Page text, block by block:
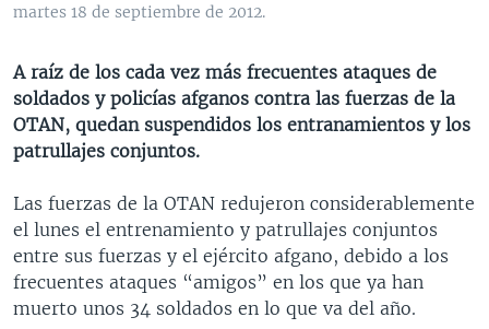
CIENCIA Y SALUD
LAS CLAVES
PANORAMA
AUDIONOTICIAS
BUENOS DÍAS AMÉRICA
ESTADOS UNIDOS AL DÍA
EL MUNDO AL DÍA [RADIO]
DEPORTIVO INTERNACIONAL
NOTA ECONÓMICA
ENTRETENIMIENTO
DOCUMENTALES DE LA VOA
Learning English
SÍGANOS
martes 18 de septiembre de 2012.
A raíz de los cada vez más frecuentes ataques de
soldados y policías afganos contra las fuerzas de la
OTAN, quedan suspendidos los entranamientos y los
patrullajes conjuntos.
Las fuerzas de la OTAN redujeron considerablemente
el lunes el entrenamiento y patrullajes conjuntos
entre sus fuerzas y el ejército afgano, debido a los
frecuentes ataques “amigos” en los que ya han
muerto unos 34 soldados en lo que va del año.